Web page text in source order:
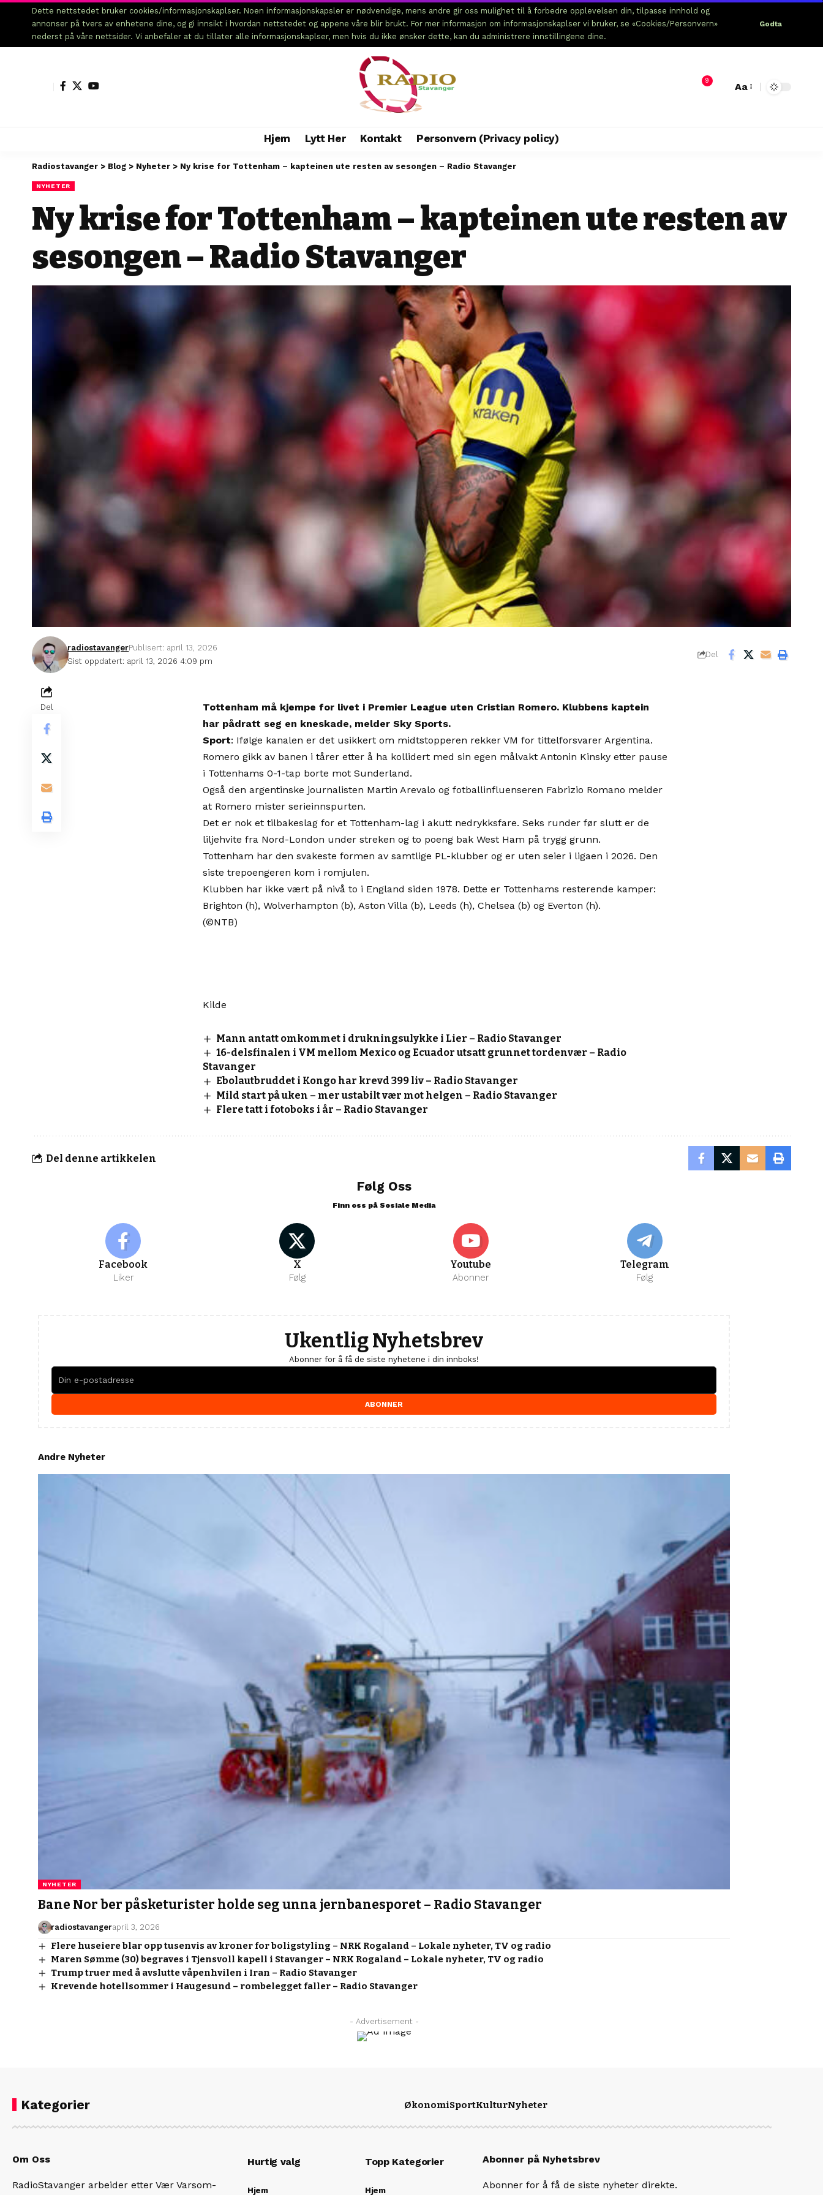
Dette nettstedet bruker cookies/informasjonskaplser. Noen informasjonskapsler er nødvendige, mens andre gir oss mulighet til å forbedre opplevelsen din, tilpasse innhold og
annonser på tvers av enhetene dine, og gi innsikt i hvordan nettstedet og appene våre blir brukt. For mer informasjon om informasjonskaplser vi bruker, se «Cookies/Personvern»
nederst på våre nettsider. Vi anbefaler at du tillater alle informasjonskaplser, men hvis du ikke ønsker dette, kan du administrere innstillingene dine.
Godta
9
Aa
Hjem Lytt Her Kontakt Personvern (Privacy policy)
Radiostavanger > Blog > Nyheter > Ny krise for Tottenham – kapteinen ute resten av sesongen – Radio Stavanger
NYHETER
Ny krise for Tottenham – kapteinen ute resten av
sesongen – Radio Stavanger
Sist oppdatert: april 13, 2026 4:09 pm
radiostavangerPublisert: april 13, 2026
Del
Del
Tottenham må kjempe for livet i Premier League uten Cristian Romero. Klubbens kaptein
har pådratt seg en kneskade, melder Sky Sports.
Sport: Ifølge kanalen er det usikkert om midtstopperen rekker VM for tittelforsvarer Argentina.
Romero gikk av banen i tårer etter å ha kollidert med sin egen målvakt Antonin Kinsky etter pause
i Tottenhams 0-1-tap borte mot Sunderland.
Også den argentinske journalisten Martin Arevalo og fotballinfluenseren Fabrizio Romano melder
at Romero mister serieinnspurten.
Det er nok et tilbakeslag for et Tottenham-lag i akutt nedrykksfare. Seks runder før slutt er de
liljehvite fra Nord-London under streken og to poeng bak West Ham på trygg grunn.
Tottenham har den svakeste formen av samtlige PL-klubber og er uten seier i ligaen i 2026. Den
siste trepoengeren kom i romjulen.
Klubben har ikke vært på nivå to i England siden 1978. Dette er Tottenhams resterende kamper:
Brighton (h), Wolverhampton (b), Aston Villa (b), Leeds (h), Chelsea (b) og Everton (h).
(©NTB)
Kilde
Mann antatt omkommet i drukningsulykke i Lier – Radio Stavanger
16-delsfinalen i VM mellom Mexico og Ecuador utsatt grunnet tordenvær – Radio
Stavanger
Ebolautbruddet i Kongo har krevd 399 liv – Radio Stavanger
Mild start på uken – mer ustabilt vær mot helgen – Radio Stavanger
Flere tatt i fotoboks i år – Radio Stavanger
Del denne artikkelen
Følg Oss
Finn oss på Sosiale Media
Facebook
Liker
X
Følg
Youtube
Abonner
Telegram
Følg
Ukentlig Nyhetsbrev
Abonner for å få de siste nyhetene i din innboks!
ABONNER
Andre Nyheter
NYHETER
Bane Nor ber påsketurister holde seg unna jernbanesporet – Radio Stavanger
radiostavangerapril 3, 2026
Flere huseiere blar opp tusenvis av kroner for boligstyling – NRK Rogaland – Lokale nyheter, TV og radio
Maren Sømme (30) begraves i Tjensvoll kapell i Stavanger – NRK Rogaland – Lokale nyheter, TV og radio
Trump truer med å avslutte våpenhvilen i Iran – Radio Stavanger
Krevende hotellsommer i Haugesund – rombelegget faller – Radio Stavanger
- Advertisement -
Kategorier ØkonomiSportKulturNyheter
Om Oss
RadioStavanger arbeider etter Vær Varsom-
Hurtig valg
Hjem
Topp Kategorier
Hjem
Abonner på Nyhetsbrev
Abonner for å få de siste nyheter direkte.